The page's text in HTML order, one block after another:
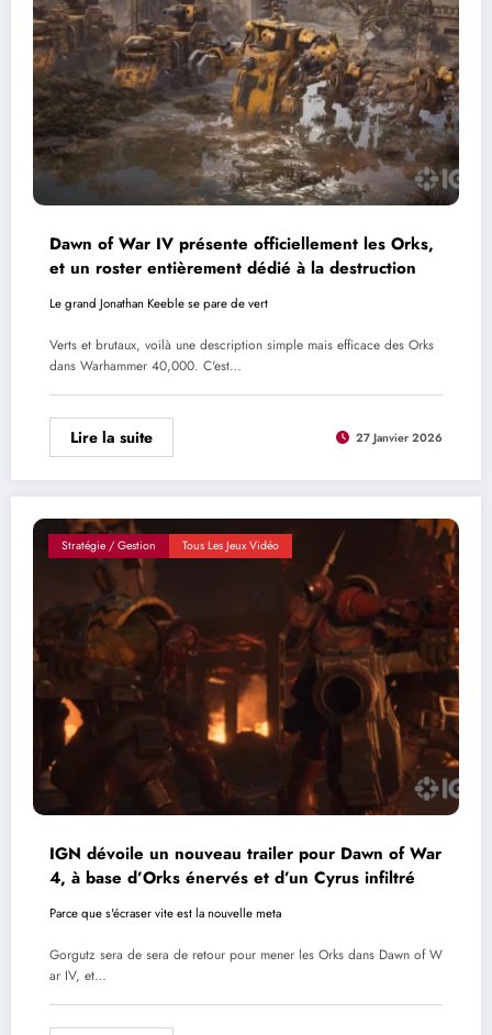
Dawn of War IV présente officiellement les Orks,
et un roster entièrement dédié à la destruction
Le grand Jonathan Keeble se pare de vert
Verts et brutaux, voilà une description simple mais efficace des Orks
dans Warhammer 40,000. C'est…
Lire la suite 27 Janvier 2026
Stratégie / Gestion Tous Les Jeux Vidéo
IGN dévoile un nouveau trailer pour Dawn of War
4, à base d’Orks énervés et d’un Cyrus infiltré
Parce que s'écraser vite est la nouvelle meta
Gorgutz sera de sera de retour pour mener les Orks dans Dawn of W
ar IV, et…